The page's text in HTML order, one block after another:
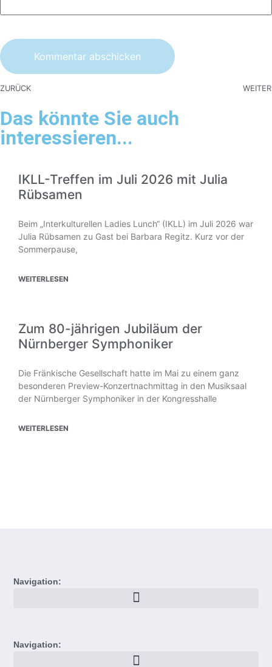
ZURÜCK WEITER
Das könnte Sie auch
interessieren...
IKLL-Treffen im Juli 2026 mit Julia
Rübsamen
Beim „Interkulturellen Ladies Lunch“ (IKLL) im Juli 2026 war
Julia Rübsamen zu Gast bei Barbara Regitz. Kurz vor der
Sommerpause,
WEITERLESEN
Zum 80-jährigen Jubiläum der
Nürnberger Symphoniker
Die Fränkische Gesellschaft hatte im Mai zu einem ganz
besonderen Preview-Konzertnachmittag in den Musiksaal
der Nürnberger Symphoniker in der Kongresshalle
WEITERLESEN
Navigation:
Navigation: